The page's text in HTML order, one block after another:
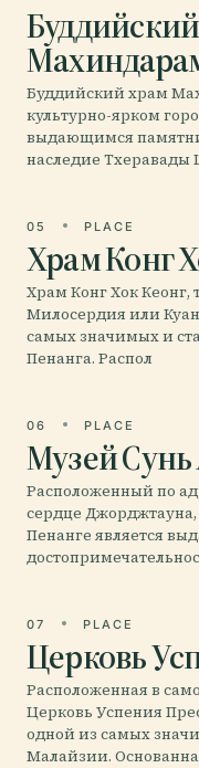
Буддийский храм
культурно-ярком
выдающимся
наследие
05 PLACE
Храм Конг
Храм Конг Хок
Милосердия или
самых значимых и
Пенанга. Распол
06 PLACE
Музей Сунь
Расположенный по
сердце
Пенанге является
достопримечательнос
07 PLACE
Церковь
Расположенная в
Церковь Успения
одной из самых
Малайзии. Основанна